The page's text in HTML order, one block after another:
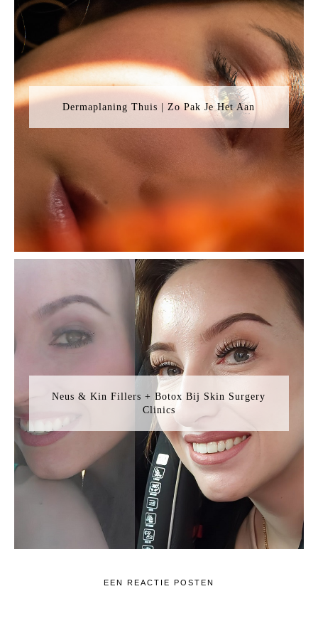
Dermaplaning Thuis | Zo Pak Je Het Aan
Neus & Kin Fillers + Botox Bij Skin Surgery
Clinics
EEN REACTIE POSTEN